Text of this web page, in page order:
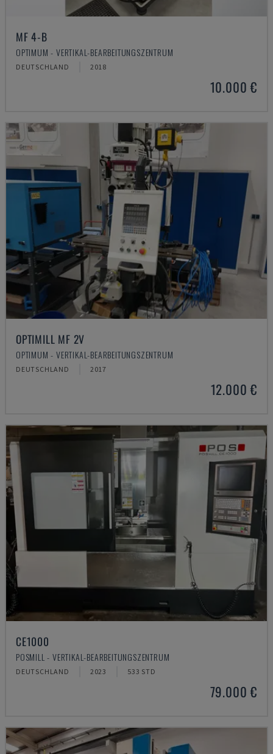
MF 4-B
OPTIMUM - VERTIKAL-BEARBEITUNGSZENTRUM
DEUTSCHLAND 2018
10.000 €
OPTIMILL MF 2V
OPTIMUM - VERTIKAL-BEARBEITUNGSZENTRUM
DEUTSCHLAND 2017
12.000 €
CE1000
POSMILL - VERTIKAL-BEARBEITUNGSZENTRUM
DEUTSCHLAND 2023 533 STD
79.000 €